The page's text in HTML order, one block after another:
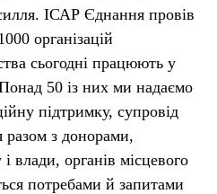
ІСАР Єднання провів
організацій
сьогодні працюють у
50 із них ми надаємо
підтримку, супровід
з донорами,
влади, органів місцевого
потребами й запитами